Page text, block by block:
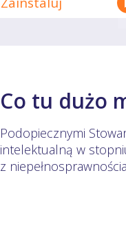
Co tu dużo
Podopiecznymi
intelektualną w
z